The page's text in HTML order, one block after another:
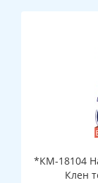
*КМ-18104
Клен